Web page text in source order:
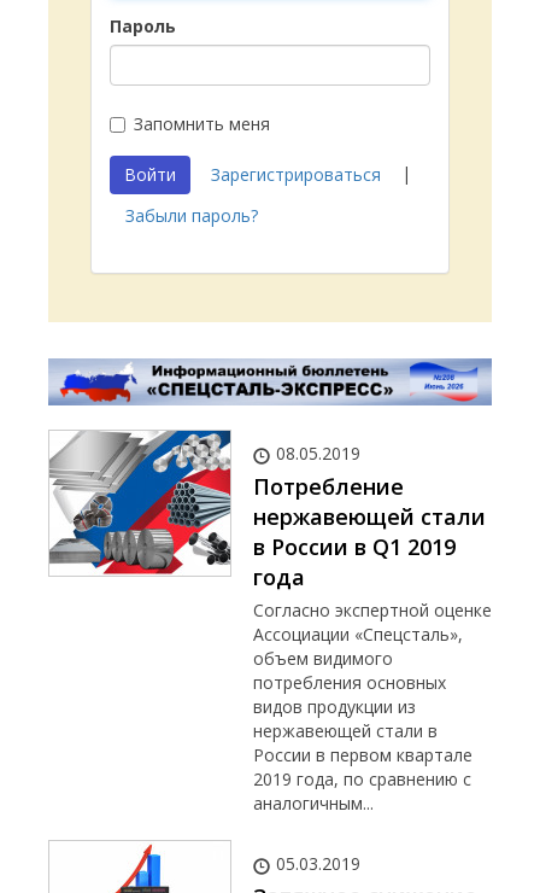
Пароль
Запомнить меня
Войти Зарегистрироваться
|
Забыли пароль?
08.05.2019
Потребление
нержавеющей стали
в России в Q1 2019
года
Согласно экспертной оценке
Ассоциации «Спецсталь»,
объем видимого
потребления основных
видов продукции из
нержавеющей стали в
России в первом квартале
2019 года, по сравнению с
аналогичным...
05.03.2019